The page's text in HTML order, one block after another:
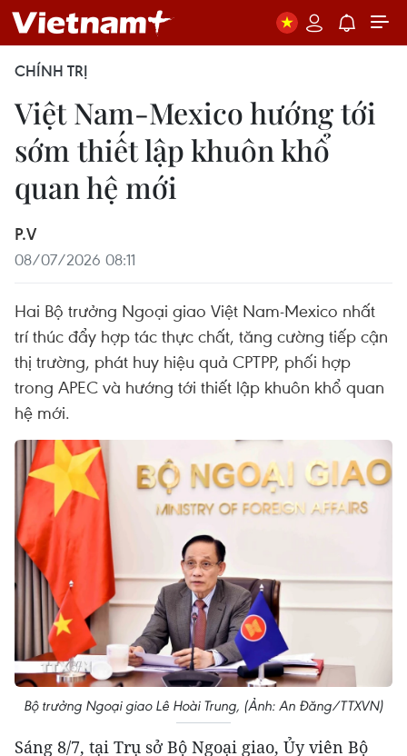
CHÍNH TRỊ
Việt Nam-Mexico hướng tới
sớm thiết lập khuôn khổ
quan hệ mới
P.V
08/07/2026 08:11
Hai Bộ trưởng Ngoại giao Việt Nam-Mexico nhất
trí thúc đẩy hợp tác thực chất, tăng cường tiếp cận
thị trường, phát huy hiệu quả CPTPP, phối hợp
trong APEC và hướng tới thiết lập khuôn khổ quan
hệ mới.
Bộ trưởng Ngoại giao Lê Hoài Trung, (Ảnh: An Đăng/TTXVN)
Sáng 8/7, tại Trụ sở Bộ Ngoại giao, Ủy viên Bộ